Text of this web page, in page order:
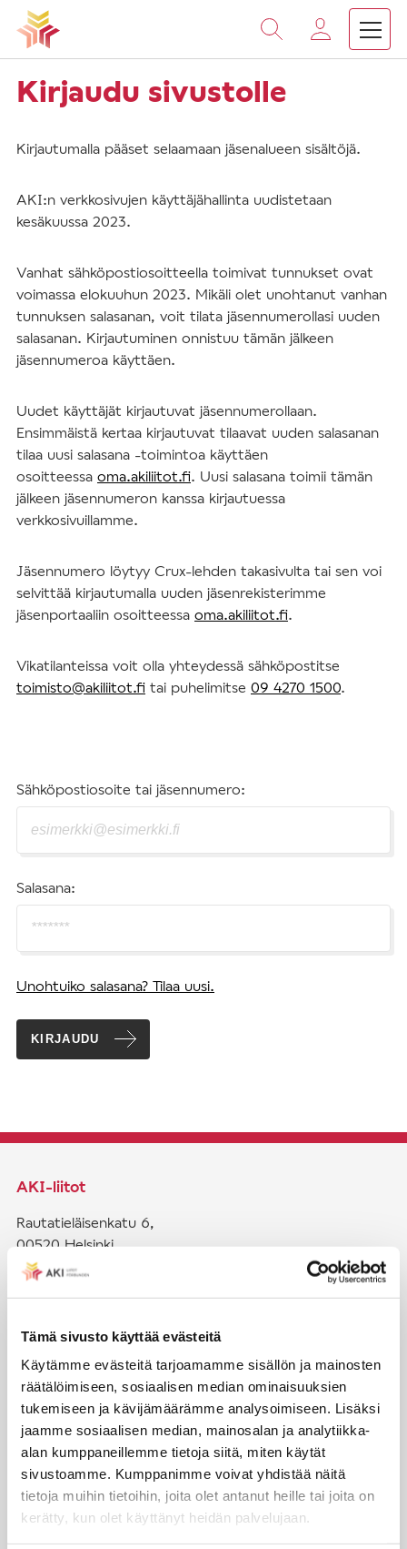
Tämä sivusto käyttää evästeitä
Käytämme evästeitä tarjoamamme sisällön ja mainosten
räätälöimiseen, sosiaalisen median ominaisuuksien
tukemiseen ja kävijämäärämme analysoimiseen. Lisäksi
jaamme sosiaalisen median, mainosalan ja analytiikka-
alan kumppaneillemme tietoja siitä, miten käytät
sivustoamme. Kumppanimme voivat yhdistää näitä
tietoja muihin tietoihin, joita olet antanut heille tai joita on
kerätty, kun olet käyttänyt heidän palvelujaan.
Vieritä
sisältöön
Kirjaudu sivustolle
Kirjautumalla pääset selaamaan jäsenalueen sisältöjä.
AKI:n verkkosivujen käyttäjähallinta uudistetaan
kesäkuussa 2023.
Vanhat sähköpostiosoitteella toimivat tunnukset ovat
voimassa elokuuhun 2023. Mikäli olet unohtanut vanhan
tunnuksen salasanan, voit tilata jäsennumerollasi uuden
salasanan. Kirjautuminen onnistuu tämän jälkeen
jäsennumeroa käyttäen.
Uudet käyttäjät kirjautuvat jäsennumerollaan.
Ensimmäistä kertaa kirjautuvat tilaavat uuden salasanan
tilaa uusi salasana -toimintoa käyttäen
osoitteessa oma.akiliitot.fi. Uusi salasana toimii tämän
jälkeen jäsennumeron kanssa kirjautuessa
verkkosivuillamme.
Jäsennumero löytyy Crux-lehden takasivulta tai sen voi
selvittää kirjautumalla uuden jäsenrekisterimme
jäsenportaaliin osoitteessa oma.akiliitot.fi.
Vikatilanteissa voit olla yhteydessä sähköpostitse
toimisto@akiliitot.fi tai puhelimitse 09 4270 1500.
Sähköpostiosoite tai jäsennumero:
Salasana:
Unohtuiko salasana? Tilaa uusi.
KIRJAUDU
AKI-liitot
Rautatieläisenkatu 6,
00520 Helsinki
puh. (09) 4270 1503
Seuraa meitä somessa:
JÄSENYYS
Henkilöjäsenyys